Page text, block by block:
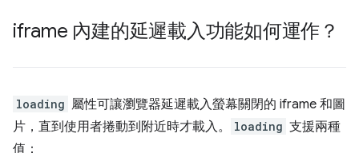
iframe 內建的延遲載入功能如何運作？
loading 屬性可讓瀏覽器延遲載入螢幕關閉的 iframe 和圖
片，直到使用者捲動到附近時才載入。
loading 支援兩種
值：